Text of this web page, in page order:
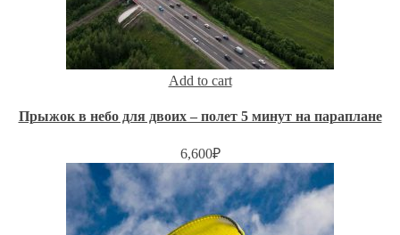
Add to cart
Прыжок в небо для двоих – полет 5 минут на параплане
6,600₽